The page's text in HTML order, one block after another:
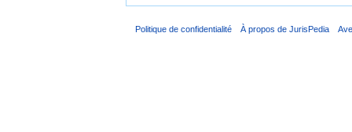
Politique de confidentialité À propos de JurisPedia